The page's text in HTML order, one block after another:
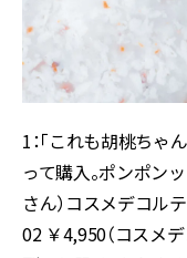
1：「これも胡桃ち
って購入。ポンポン
さん）コスメデコル
02 ￥4,950（コスメデ